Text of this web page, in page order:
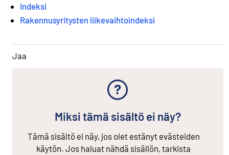
Indeksi
Rakennusyritysten liikevaihtoindeksi
Jaa
Miksi tämä sisältö ei näy?
Tämä sisältö ei näy, jos olet estänyt evästeiden
käytön. Jos haluat nähdä sisällön, tarkista